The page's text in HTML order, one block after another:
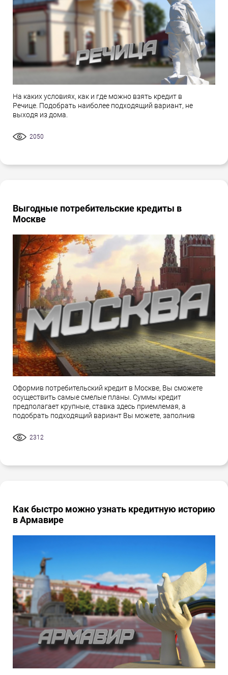
На каких условиях, как и где можно взять кредит в
Речице. Подобрать наиболее подходящий вариант, не
выходя из дома.
2050
Выгодные потребительские кредиты в
Москве
Оформив потребительский кредит в Москве, Вы сможете
осуществить самые смелые планы. Суммы кредит
предполагает крупные, ставка здесь приемлемая, а
подобрать подходящий вариант Вы можете, заполнив
2312
Как быстро можно узнать кредитную историю
в Армавире